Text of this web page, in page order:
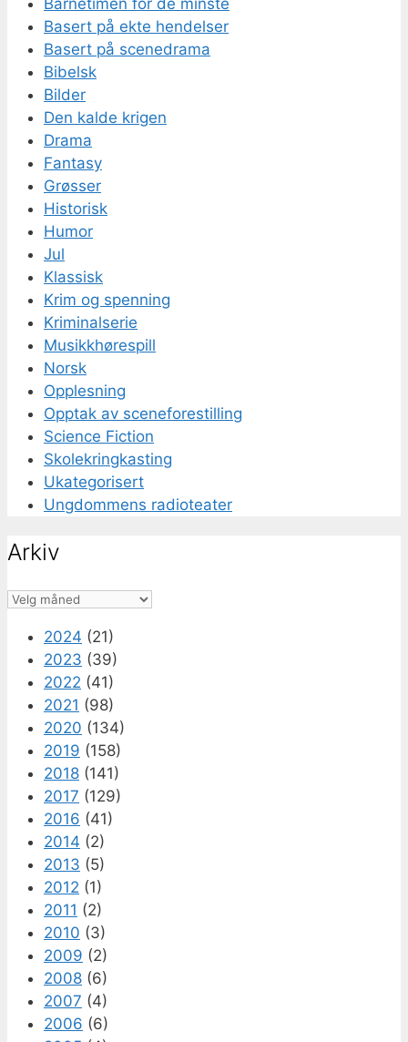
Basert på ekte hendelser
Basert på scenedrama
Bibelsk
Bilder
Den kalde krigen
Drama
Fantasy
Grøsser
Historisk
Humor
Jul
Klassisk
Krim og spenning
Kriminalserie
Musikkhørespill
Norsk
Opplesning
Opptak av sceneforestilling
Science Fiction
Skolekringkasting
Ukategorisert
Ungdommens radioteater
Arkiv
Arkiv
2024 (21)
2023 (39)
2022 (41)
2021 (98)
2020 (134)
2019 (158)
2018 (141)
2017 (129)
2016 (41)
2014 (2)
2013 (5)
2012 (1)
2011 (2)
2010 (3)
2009 (2)
2008 (6)
2007 (4)
2006 (6)